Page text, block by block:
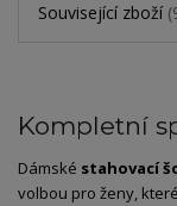
Související zboží
Kompletní
Dámské stahovací
volbou pro ženy, které